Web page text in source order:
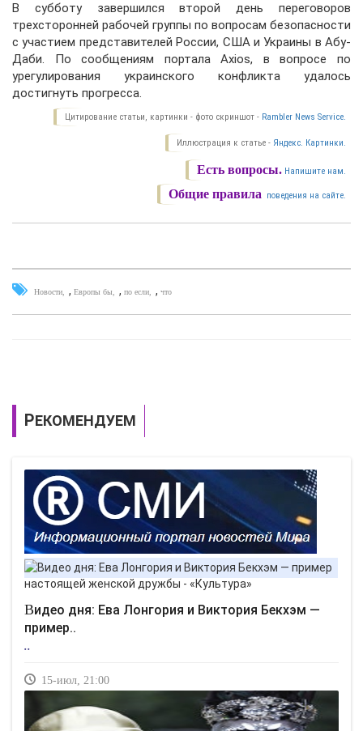
В субботу завершился второй день переговоров
трехсторонней рабочей группы по вопросам безопасности
с участием представителей России, США и Украины в Абу-
Даби. По сообщениям портала Axios, в вопросе по
урегулирования украинского конфликта удалось
достигнуть прогресса.
Цитирование статьи, картинки - фото скриншот - Rambler News Service.
Иллюстрация к статье - Яндекс. Картинки.
Есть вопросы. Напишите нам.
Общие правила поведения на сайте.
Новости , Европы бы , по если , что
РЕКОМЕНДУЕМ
Видео дня: Ева Лонгория и Виктория Бекхэм —
пример..
..
15-июл, 21:00